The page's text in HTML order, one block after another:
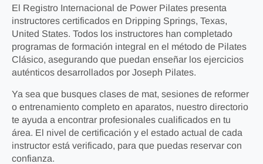
El Registro Internacional de Power Pilates presenta
instructores certificados en Dripping Springs, Texas,
United States. Todos los instructores han completado
programas de formación integral en el método de Pilates
Clásico, asegurando que puedan enseñar los ejercicios
auténticos desarrollados por Joseph Pilates.
Ya sea que busques clases de mat, sesiones de reformer
o entrenamiento completo en aparatos, nuestro directorio
te ayuda a encontrar profesionales cualificados en tu
área. El nivel de certificación y el estado actual de cada
instructor está verificado, para que puedas reservar con
confianza.